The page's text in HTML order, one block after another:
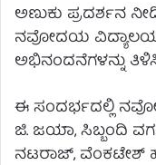
ಅಣುಕು ಪ್ರದರ್ಶನ
ನವೋದಯ
ಅಭಿನಂದನೆಗಳನ್ನು
ಈ ಸಂದರ್ಭದಲ್ಲಿ
ಜಿ. ಜಯಾ, ಸಿಬ್ಬಂದಿ
ನಟರಾಜ್,